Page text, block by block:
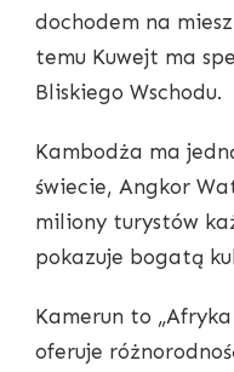
dochodem na
temu Kuwejt ma
Bliskiego Wschodu.
Kambodża ma
świecie, Angkor
miliony turystów
pokazuje bogatą
Kamerun to
oferuje